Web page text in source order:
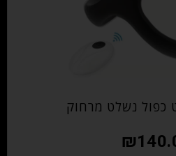
כפול נשלט מרחוק
₪